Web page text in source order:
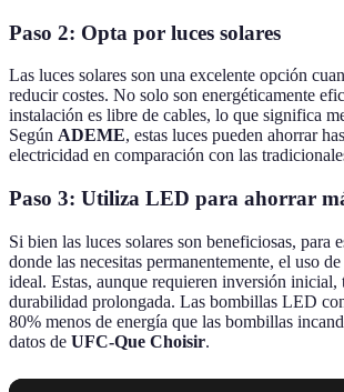
Paso 2: Opta por luces solares
Las luces solares son una excelente opción
reducir costes. No solo son energéticamente
instalación es libre de cables, lo que significa
Según ADEME, estas luces pueden ahorrar
electricidad en comparación con las
Paso 3: Utiliza LED para ahorrar
Si bien las luces solares son beneficiosas, para
donde las necesitas permanentemente, el uso
ideal. Estas, aunque requieren inversión inicial,
durabilidad prolongada. Las bombillas LED
80% menos de energía que las bombillas
datos de UFC-Que Choisir.